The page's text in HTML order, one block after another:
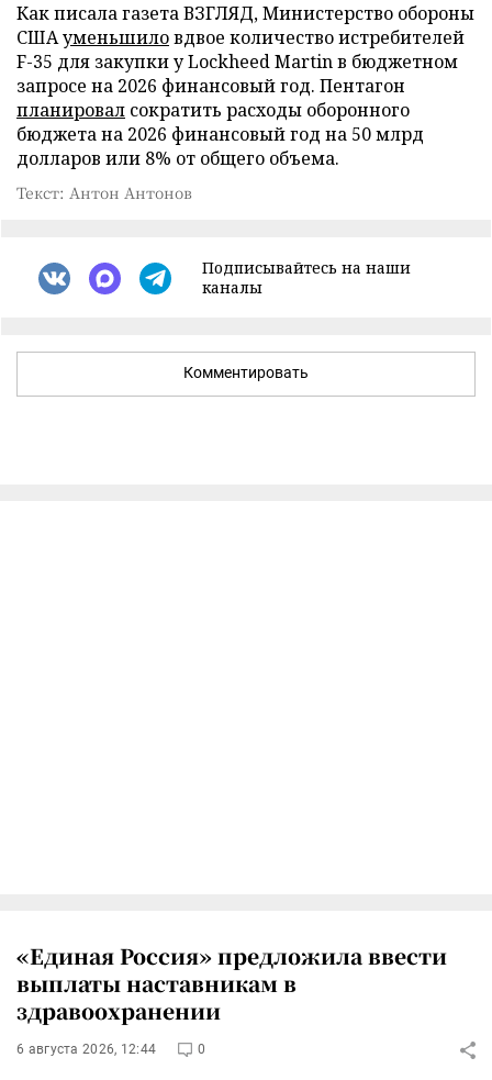
Как писала газета ВЗГЛЯД, Министерство обороны
СШАуменьшиловдвое количество истребителей
F-35 для закупки у Lockheed Martin в бюджетном
запросе на 2026 финансовый год. Пентагон
планировал сократить расходы оборонного
бюджета на 2026 финансовый год на 50 млрд
долларов или 8% от общего объема.
Текст: Антон Антонов
Подписывайтесь на наши
каналы
Комментировать
«Единая Россия» предложила ввести
выплаты наставникам в
здравоохранении
6 августа 2026, 12:44 0